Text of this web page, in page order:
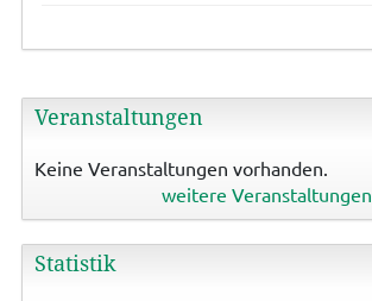
Veranstaltungen
Keine Veranstaltungen vorhanden.
weitere Veranstaltungen
Statistik